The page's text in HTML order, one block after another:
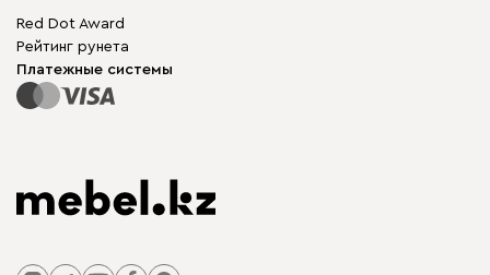
Для бизнеса
Карта сайта
Модульная мебель
Столы и стулья
Red Dot Award
Рейтинг рунета
Платежные системы